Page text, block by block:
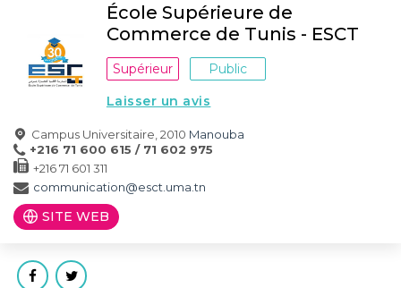
École Supérieure de
Commerce de Tunis - ESCT
Supérieur
Public
Laisser un avis
Campus Universitaire, 2010 Manouba
+216 71 600 615 / 71 602 975
+216 71 601 311
communication@esct.uma.tn
SITE WEB